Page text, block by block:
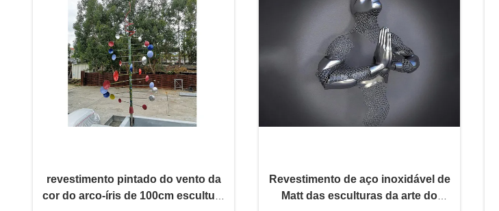
revestimento pintado do vento da
cor do arco-íris de 100cm escultura
Revestimento de aço inoxidável de
Matt das esculturas da arte do